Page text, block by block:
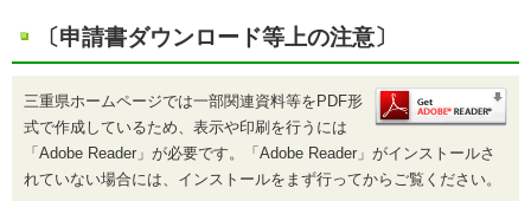
〔申請書ダウンロード等上の注意〕
三重県ホームページでは一部関連資料等をPDF形
式で作成しているため、表示や印刷を行うには
「Adobe Reader」が必要です。「Adobe Reader」がインストールさ
れていない場合には、インストールをまず行ってからご覧ください。